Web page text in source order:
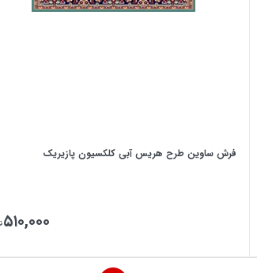
فرش ساوین طرح هریس آبی کلکسیون پازیریک
۵۱۰,۰۰۰